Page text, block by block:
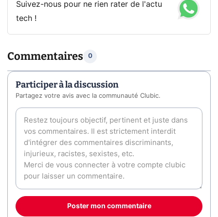
Suivez-nous pour ne rien rater de l'actu
tech !
Commentaires 0
Participer à la discussion
Partagez votre avis avec la communauté Clubic.
Poster mon commentaire